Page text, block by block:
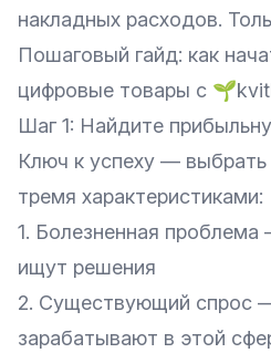
накладных расходов.
Пошаговый гайд: как
цифровые товары с
Шаг 1: Найдите
Ключ к успеху —
тремя характеристиками:
1. Болезненная
ищут решения
2. Существующий спрос
зарабатывают в этой